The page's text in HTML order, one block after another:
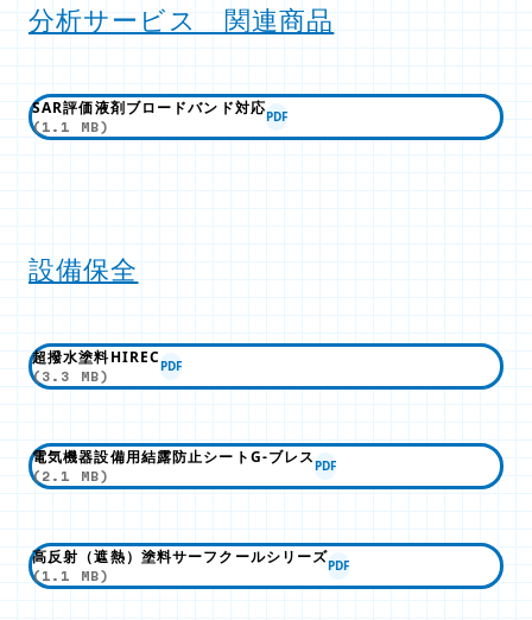
分析サービス 関連商品
SAR評価液剤ブロードバンド対応
(1.1 MB)
PDF
設備保全
超撥水塗料HIREC
(3.3 MB)
PDF
電気機器設備用結露防止シートG-ブレス
(2.1 MB)
PDF
高反射（遮熱）塗料サーフクールシリーズ
(1.1 MB)
PDF